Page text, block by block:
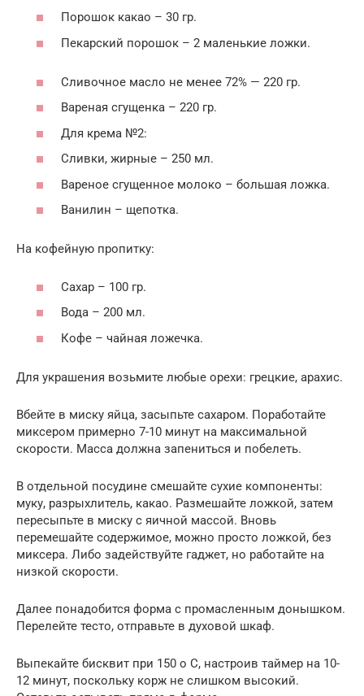
Порошок какао – 30 гр.
Пекарский порошок – 2 маленькие ложки.
Сливочное масло не менее 72% — 220 гр.
Вареная сгущенка – 220 гр.
Для крема №2:
Сливки, жирные – 250 мл.
Вареное сгущенное молоко – большая ложка.
Ванилин – щепотка.
На кофейную пропитку:
Сахар – 100 гр.
Вода – 200 мл.
Кофе – чайная ложечка.
Для украшения возьмите любые орехи: грецкие, арахис.
Вбейте в миску яйца, засыпьте сахаром. Поработайте
миксером примерно 7-10 минут на максимальной
скорости. Масса должна запениться и побелеть.
В отдельной посудине смешайте сухие компоненты:
муку, разрыхлитель, какао. Размешайте ложкой, затем
пересыпьте в миску с яичной массой. Вновь
перемешайте содержимое, можно просто ложкой, без
миксера. Либо задействуйте гаджет, но работайте на
низкой скорости.
Далее понадобится форма с промасленным донышком.
Перелейте тесто, отправьте в духовой шкаф.
Выпекайте бисквит при 150 о С, настроив таймер на 10-
12 минут, поскольку корж не слишком высокий.